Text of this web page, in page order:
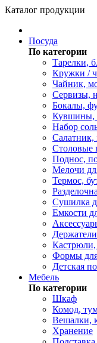
Каталог продукции
Посуда
По категории
Тарелки,
Кружки /
Чайник,
Сервизы,
Бокалы,
Кувшины,
Набор
Салатник,
Столовые
Поднос,
Мелочи
Термос,
Сушилка
Емкости
Формы
Детская
Мебель
По категории
Шкаф
Комод,
Вешалки,
Хранение